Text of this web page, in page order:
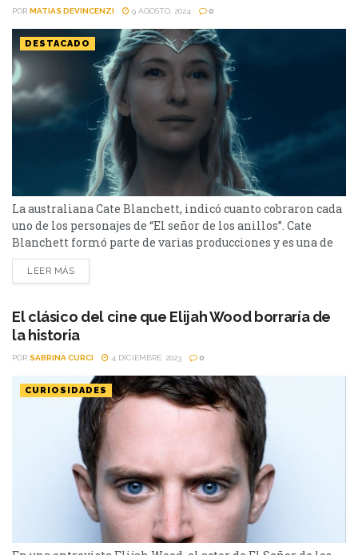
POR MATIAS DEVINCENZI 9 AGOSTO, 2024 0
DESTACADO
La australiana Cate Blanchett, indicó cuanto cobraron cada
uno de los personajes de “El señor de los anillos”. Cate
Blanchett formó parte de varias producciones y es una de
las pocas actrices que han ganado los cuatro premios más
importantes del cine: dos premios Óscar, cuatro Globos de
Actores. Entre...
LEER MÁS
El clásico del cine que Elijah Wood borraría de
la historia
POR SABRINA CURCI 4 DICIEMBRE, 2023 0
CURIOSIDADES